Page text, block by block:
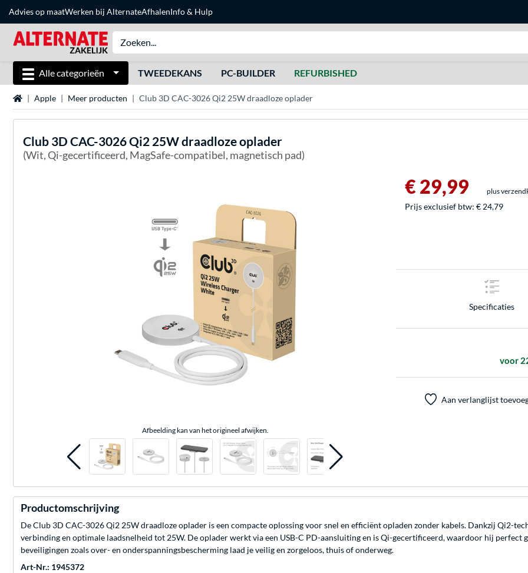
Advies op maatWerken bij AlternateAfhalenInfo & Hulp
Alle categorieën TWEEDEKANS PC-BUILDER REFURBISHED
Home Apple Meer producten Club 3D CAC-3026 Qi2 25W draadloze oplader
Club 3D CAC-3026 Qi2 25W draadloze oplader
(Wit, Qi-gecertificeerd, MagSafe-compatibel, magnetisch pad)
Afbeelding kan van het origineel afwijken.
€ 29,99 plus
Prijs exclusief btw: € 24,79
Specificaties
voor
Aan verlanglijst
Productomschrijving
De Club 3D CAC-3026 Qi2 25W draadloze oplader is een compacte oplossing voor snel en efficiënt opladen zonder kabels. Dankzij Qi2-
verbinding en optimale laadsnelheid tot 25W. De oplader werkt via een USB-C PD-aansluiting en is Qi-gecertificeerd, waardoor hij perfect
beveiligingen zoals over- en onderspanningsbescherming laad je veilig en zorgeloos, thuis of onderweg.
Art-Nr.: 1945372